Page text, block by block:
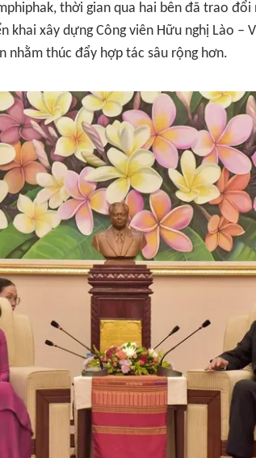
thời gian qua hai bên đã trao
khai xây dựng Công viên Hữu nghị Lào –
nhằm thúc đẩy hợp tác sâu rộng hơn.